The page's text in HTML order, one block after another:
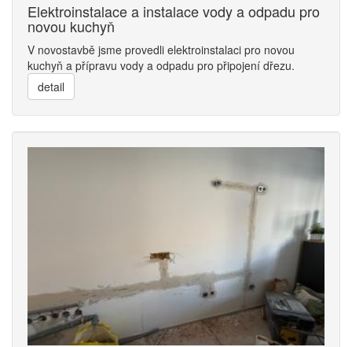
Elektroinstalace a instalace vody a odpadu pro
novou kuchyň
V novostavbě jsme provedli elektroinstalaci pro novou
kuchyň a přípravu vody a odpadu pro připojení dřezu.
detail